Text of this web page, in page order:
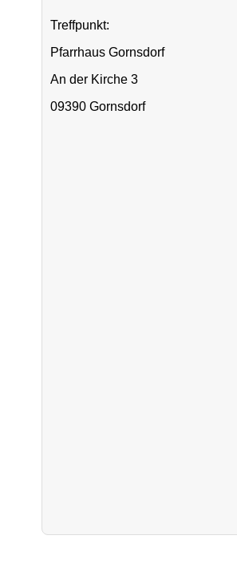
Treffpunkt:
Pfarrhaus Gornsdorf
An der Kirche 3
09390 Gornsdorf